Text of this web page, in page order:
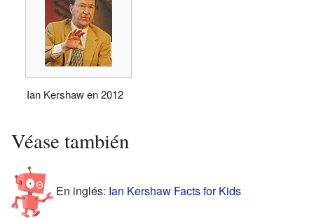
Ian Kershaw en 2012
Véase también
En inglés: Ian Kershaw Facts for Kids